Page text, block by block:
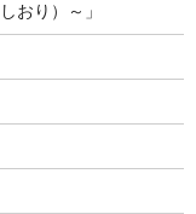
り）～」